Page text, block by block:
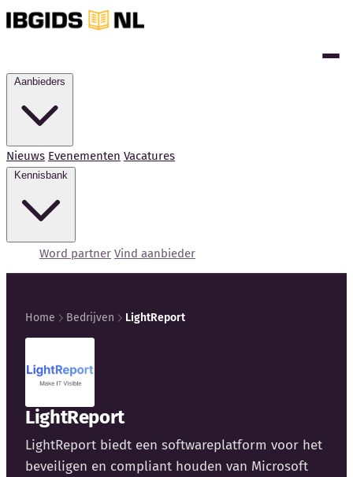
Nieuws Evenementen Vacatures
Word partner Vind aanbieder
Kennisbank
Home Bedrijven LightReport
LightReport
LightReport biedt een softwareplatform voor het
beveiligen en compliant houden van Microsoft